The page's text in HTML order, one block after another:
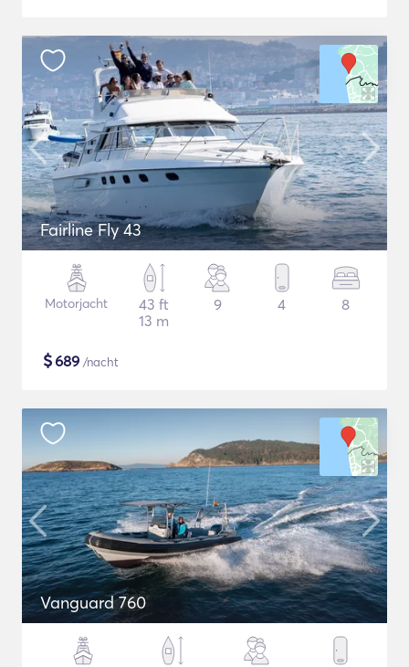
Fairline Fly 43
Motorjacht
43 ft
13 m
9 4 8
$689 /nacht
Vanguard 760